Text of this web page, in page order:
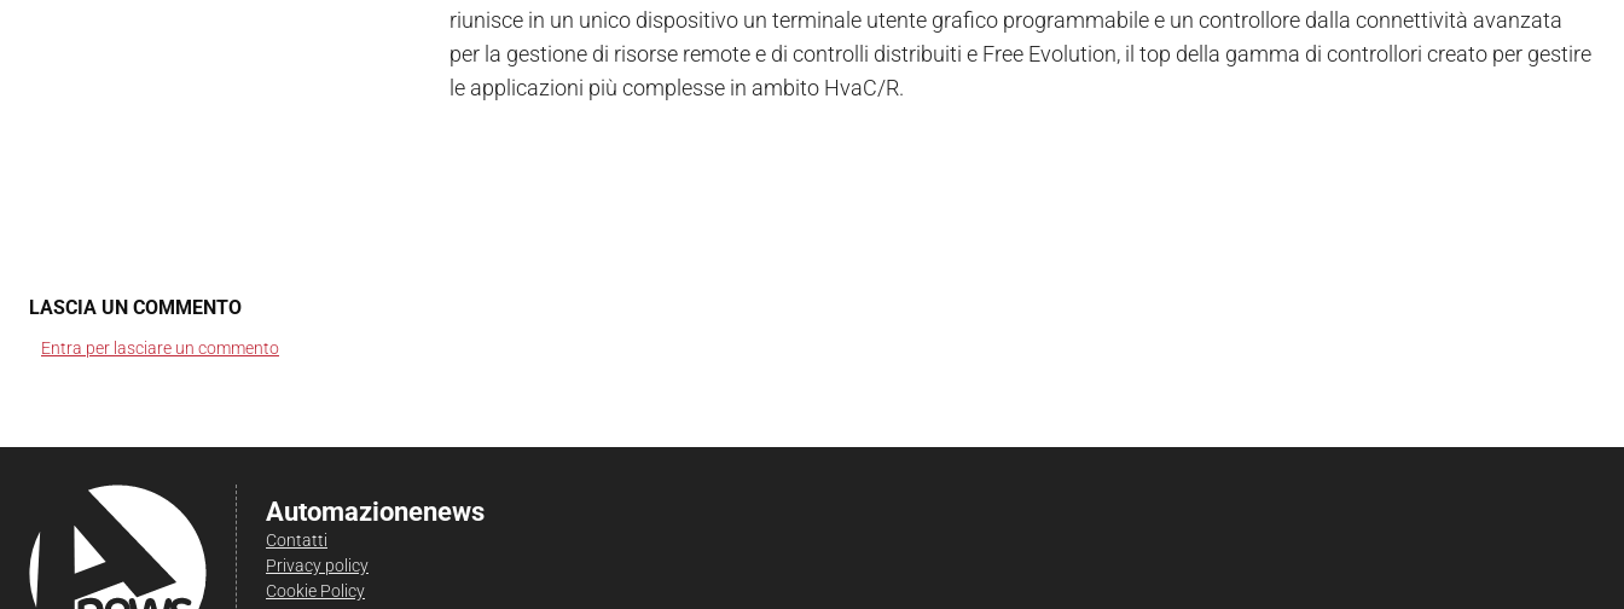
riunisce in un unico dispositivo un terminale utente grafico programmabile e un controllore dalla connettività avanzata
per la gestione di risorse remote e di controlli distribuiti e Free Evolution, il top della gamma di controllori creato per gestire
le applicazioni più complesse in ambito HvaC/R.
LASCIA UN COMMENTO
Entra per lasciare un commento
Automazionenews
Contatti
Privacy policy
Cookie Policy